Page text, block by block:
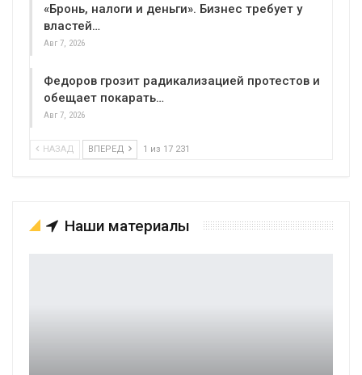
«Бронь, налоги и деньги». Бизнес требует у
властей…
Авг 7, 2026
Федоров грозит радикализацией протестов и
обещает покарать…
Авг 7, 2026
НАЗАД ВПЕРЕД 1 из 17 231
Наши материалы